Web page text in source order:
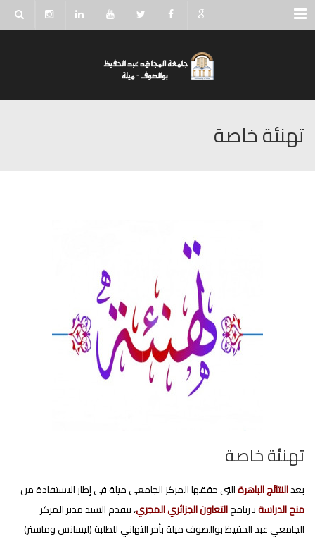
Menu
تهنئة خاصة
تهنئة خاصة
بعدالنتائج الباهرةالتي حققها المركز الجامعي ميلة في إطار الاستفادة من
منح الدراسةببرنامجالتعاون الجزائري المجري، يتقدم السيد مدير المركز
الجامعي عبد الحفيظ بوالصوف ميلة بأحر التهاني للطلبة (ليسانس وماستر)